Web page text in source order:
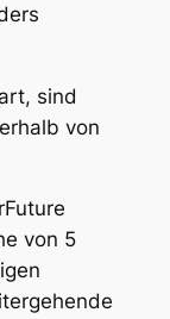
sind
von
von 5